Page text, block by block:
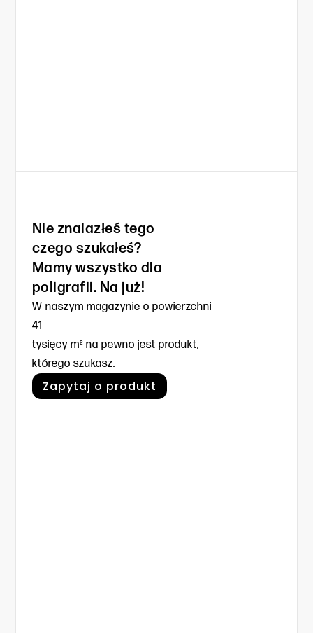
Nie znalazłeś tego
czego szukałeś?
Mamy wszystko dla
poligrafii. Na już!
W naszym magazynie o powierzchni
41
tysięcy m² na pewno jest produkt,
którego szukasz.
Zapytaj o produkt